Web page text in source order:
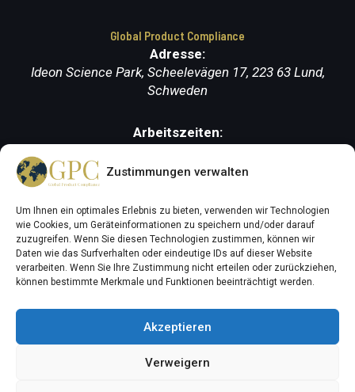
Zustimmungen verwalten
Um Ihnen ein optimales Erlebnis zu bieten, verwenden wir Technologien
wie Cookies, um Geräteinformationen zu speichern und/oder darauf
zuzugreifen. Wenn Sie diesen Technologien zustimmen, können wir
Daten wie das Surfverhalten oder eindeutige IDs auf dieser Website
verarbeiten. Wenn Sie Ihre Zustimmung nicht erteilen oder zurückziehen,
können bestimmte Merkmale und Funktionen beeinträchtigt werden.
Akzeptieren
Verweigern
Global Product Compliance
Adresse:
Ideon Science Park, Scheelevägen 17, 223 63 Lund,
Schweden
Arbeitszeiten:
Compliance AB